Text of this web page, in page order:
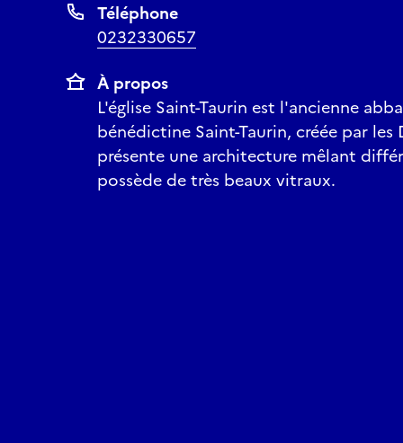
Téléphone
0232330657
À propos
L'église Saint-Taurin est l'ancienne
bénédictine Saint-Taurin, créée par
présente une architecture mêlant
possède de très beaux vitraux.